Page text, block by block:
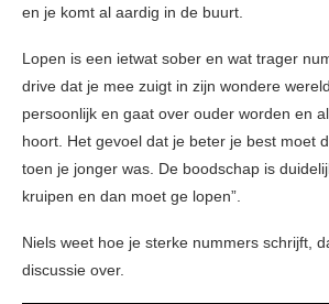
en je komt al aardig in de buurt.
Lopen is een ietwat sober en wat trager
drive dat je mee zuigt in zijn wondere
persoonlijk en gaat over ouder worden en
hoort. Het gevoel dat je beter je best moet
toen je jonger was. De boodschap is
kruipen en dan moet ge lopen”.
Niels weet hoe je sterke nummers schrijft,
discussie over.